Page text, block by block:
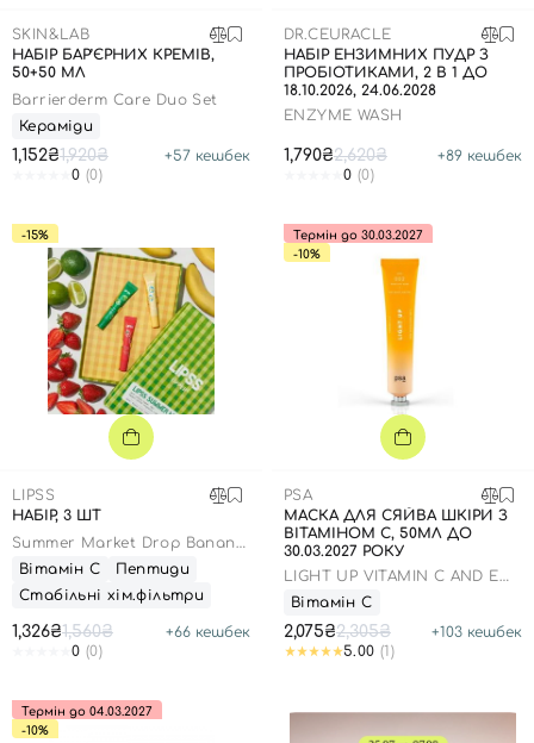
Креми для тіла з SPF
Мініатюри
Карбоксітерапія
Бʼюті гаджети
Автозасмага
Шия і декольте
Спеціальний догляд
Для дітей
Для чоловіків
Дезодоранти
Засоби для інтимної гігієни
Автозасмага для тіла
SKIN&LAB
НАБІР БАР’ЄРНИХ КРЕМІВ,
50+50 МЛ
Barrierderm Care Duo Set
Кераміди
1,152₴1,920₴ +57 кешбек
0 (0)
DR.CEURACLE
НАБІР ЕНЗИМНИХ ПУДР З
ПРОБІОТИКАМИ, 2 В 1 ДО
18.10.2026, 24.06.2028
ENZYME WASH
1,790₴2,620₴ +89 кешбек
0 (0)
-15%
LIPSS
НАБІР, 3 ШТ
Summer Market Drop Banana,
Lime і Strawberry
Вітамін С
Пептиди
Стабільні хім.фільтри
1,326₴1,560₴ +66 кешбек
0 (0)
Термін до 30.03.2027
-10%
PSA
МАСКА ДЛЯ СЯЙВА ШКІРИ З
ВІТАМІНОМ С, 50МЛ ДО
30.03.2027 РОКУ
LIGHT UP VITAMIN C AND E
FLASH BRIGHTENING MASK
Вітамін С
2,075₴2,305₴ +103 кешбек
5.00 (1)
Термін до 04.03.2027
-10%